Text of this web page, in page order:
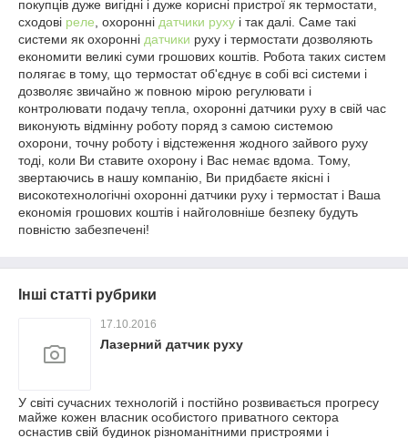
покупців дуже вигідні і дуже корисні пристрої як термостати,
сходові реле , охоронні датчики руху і так далі. Саме такі
системи як охоронні датчики руху і термостати дозволяють
економити великі суми грошових коштів. Робота таких систем
полягає в тому, що термостат об'єднує в собі всі системи і
дозволяє звичайно ж повною мірою регулювати і
контролювати подачу тепла, охоронні датчики руху в свій час
виконують відмінну роботу поряд з самою системою
охорони, точну роботу і відстеження жодного зайвого руху
тоді, коли Ви ставите охорону і Вас немає вдома. Тому,
звертаючись в нашу компанію, Ви придбаєте якісні і
високотехнологічні охоронні датчики руху і термостат і Ваша
економія грошових коштів і найголовніше безпеку будуть
повністю забезпечені!
Інші статті рубрики
17.10.2016
Лазерний датчик руху
У світі сучасних технологій і постійно розвивається прогресу
майже кожен власник особистого приватного сектора
оснастив свій будинок різноманітними пристроями і